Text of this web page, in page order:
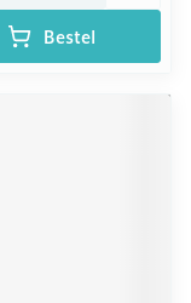
Bestel